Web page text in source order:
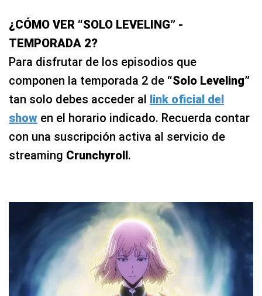
¿CÓMO VER “SOLO LEVELING” -
TEMPORADA 2?
Para disfrutar de los episodios que
componen la temporada 2 de “Solo Leveling”
tan solo debes acceder al link oficial del
show en el horario indicado. Recuerda contar
con una suscripción activa al servicio de
streaming Crunchyroll.